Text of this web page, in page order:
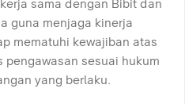
sama dengan Bibit dan
guna menjaga kinerja
mematuhi kewajiban atas
sesuai hukum
yang berlaku.